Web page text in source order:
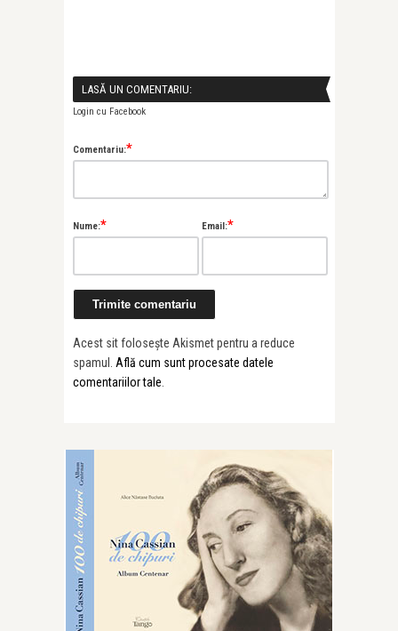
LASĂ UN COMENTARIU:
Login cu Facebook
Comentariu:*
Nume:* Email:*
Acest sit folosește Akismet pentru a reduce
spamul. Află cum sunt procesate datele
comentariilor tale